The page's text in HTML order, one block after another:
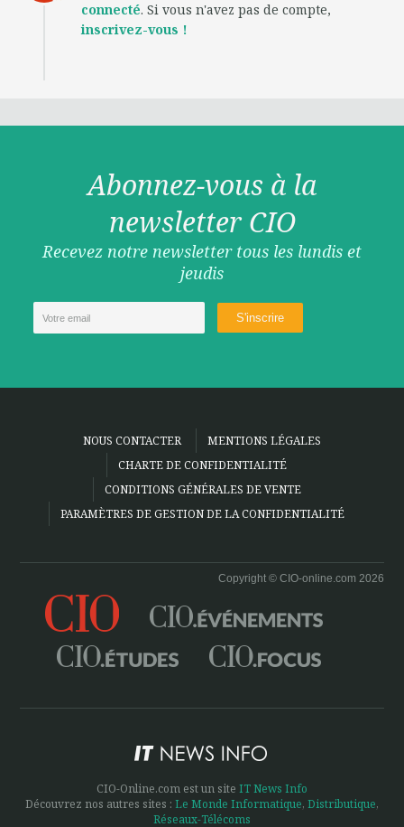
connecté. Si vous n'avez pas de compte,
inscrivez-vous !
Abonnez-vous à la
newsletter CIO
Recevez notre newsletter tous les lundis et
jeudis
NOUS CONTACTER
MENTIONS LÉGALES
CHARTE DE CONFIDENTIALITÉ
CONDITIONS GÉNÉRALES DE VENTE
PARAMÈTRES DE GESTION DE LA CONFIDENTIALITÉ
Copyright © CIO-online.com 2026
CIO-Online.com est un site IT News Info
Découvrez nos autres sites : Le Monde Informatique, Distributique,
Réseaux-Télécoms